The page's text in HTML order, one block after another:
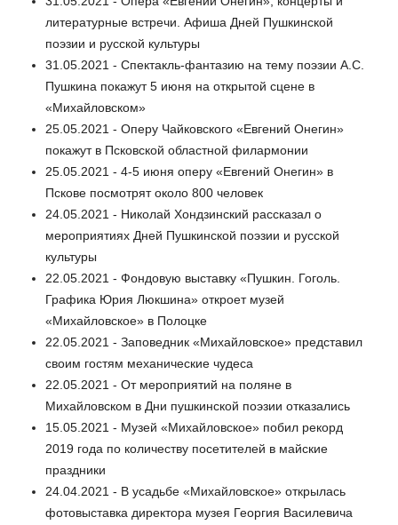
литературные встречи. Афиша Дней Пушкинской
поэзии и русской культуры
31.05.2021 - Спектакль-фантазию на тему поэзии А.С.
Пушкина покажут 5 июня на открытой сцене в
«Михайловском»
25.05.2021 - Оперу Чайковского «Евгений Онегин»
покажут в Псковской областной филармонии
25.05.2021 - 4-5 июня оперу «Евгений Онегин» в
Пскове посмотрят около 800 человек
24.05.2021 - Николай Хондзинский рассказал о
мероприятиях Дней Пушкинской поэзии и русской
культуры
22.05.2021 - Фондовую выставку «Пушкин. Гоголь.
Графика Юрия Люкшина» откроет музей
«Михайловское» в Полоцке
22.05.2021 - Заповедник «Михайловское» представил
своим гостям механические чудеса
22.05.2021 - От мероприятий на поляне в
Михайловском в Дни пушкинской поэзии отказались
15.05.2021 - Музей «Михайловское» побил рекорд
2019 года по количеству посетителей в майские
праздники
24.04.2021 - В усадьбе «Михайловское» открылась
фотовыставка директора музея Георгия Василевича